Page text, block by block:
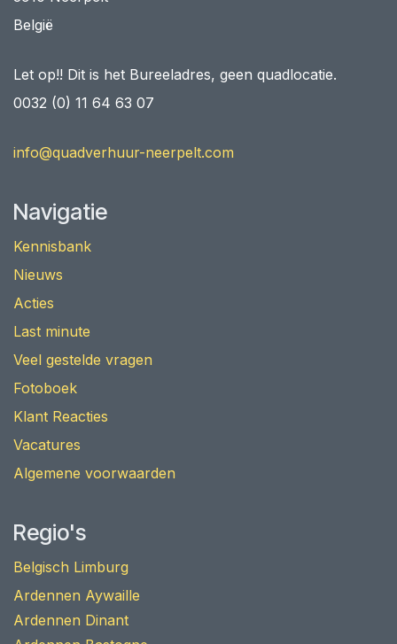
België
Let op!! Dit is het Bureeladres, geen quadlocatie.
0032 (0) 11 64 63 07
info@quadverhuur-neerpelt.com
Navigatie
Kennisbank
Nieuws
Acties
Last minute
Veel gestelde vragen
Fotoboek
Klant Reacties
Vacatures
Algemene voorwaarden
Regio's
Belgisch Limburg
Ardennen Aywaille
Ardennen Dinant